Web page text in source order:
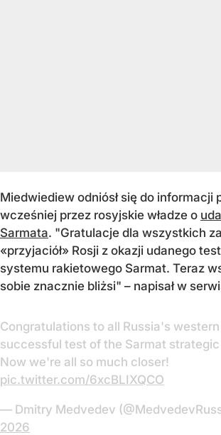
Miedwiediew odniósł się do informacji
wcześniej przez rosyjskie władze o
Sarmata. "Gratulacje dla wszystkich
«przyjaciół» Rosji z okazji udanego
systemu rakietowego Sarmat. Teraz
sobie znacznie bliżsi" – napisał w
Congratulations to all Russia's
successful test of the Sarmat
Now we're all so much closer!
pic.twitter.com/6xcBLIXQCO
— Dmitry Medvedev
2026